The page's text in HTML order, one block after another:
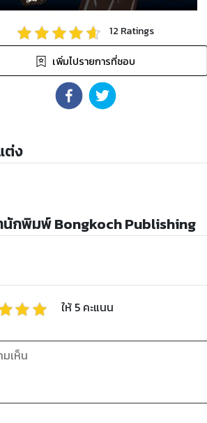
12 Ratings
เพิ่มไปรายการที่ชอบ
ต่ง
นักพิมพ์ Bongkoch Publishing
ให้ 5 คะแนน